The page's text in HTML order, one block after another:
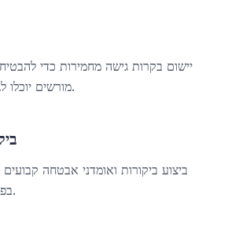
יישום בקרות גישה מחמירות כדי
מורשים יוכלו לגשת למידע רגיש.
ביצוע ביקורות ואומדני אבטחה
בפגיעויות אפשריות.